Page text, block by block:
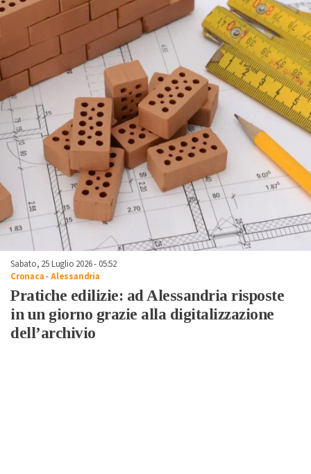
Sabato, 25 Luglio 2026 - 05:52
Cronaca-Alessandria
Pratiche edilizie: ad Alessandria risposte
in un giorno grazie alla digitalizzazione
dell’archivio